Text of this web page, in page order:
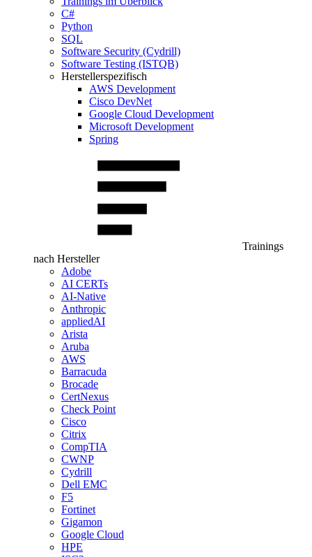
C#
Python
SQL
Software Security (Cydrill)
Software Testing (ISTQB)
Herstellerspezifisch
AWS Development
Cisco DevNet
Google Cloud Development
Microsoft Development
Spring
Trainings
nach Hersteller
Adobe
AI CERTs
AI-Native
Anthropic
appliedAI
Arista
Aruba
AWS
Barracuda
Brocade
CertNexus
Check Point
Cisco
Citrix
CompTIA
CWNP
Cydrill
Dell EMC
F5
Fortinet
Gigamon
Google Cloud
HPE